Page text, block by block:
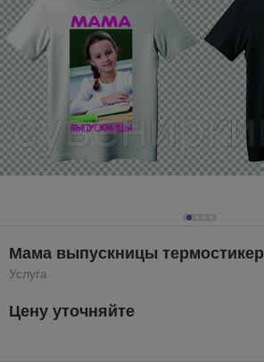
Мама выпускницы термостикер
Услуга
Цену уточняйте